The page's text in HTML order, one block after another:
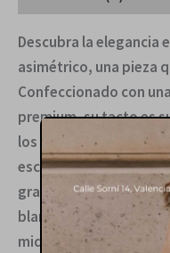
Descubra la elegancia
asimétrico, una pieza
Confeccionado con
premium, su tacto es
los días más cálidos.
escote de un solo
gracia, mientras que
blancas estilizan la
midi fluida que